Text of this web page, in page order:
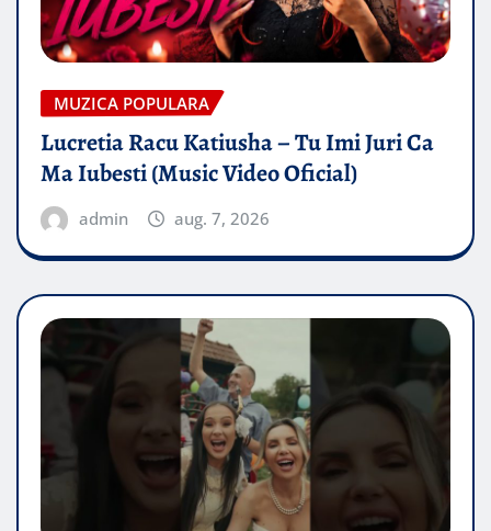
MUZICA POPULARA
Lucretia Racu Katiusha – Tu Imi Juri Ca
Ma Iubesti (Music Video Oficial)
admin aug. 7, 2026